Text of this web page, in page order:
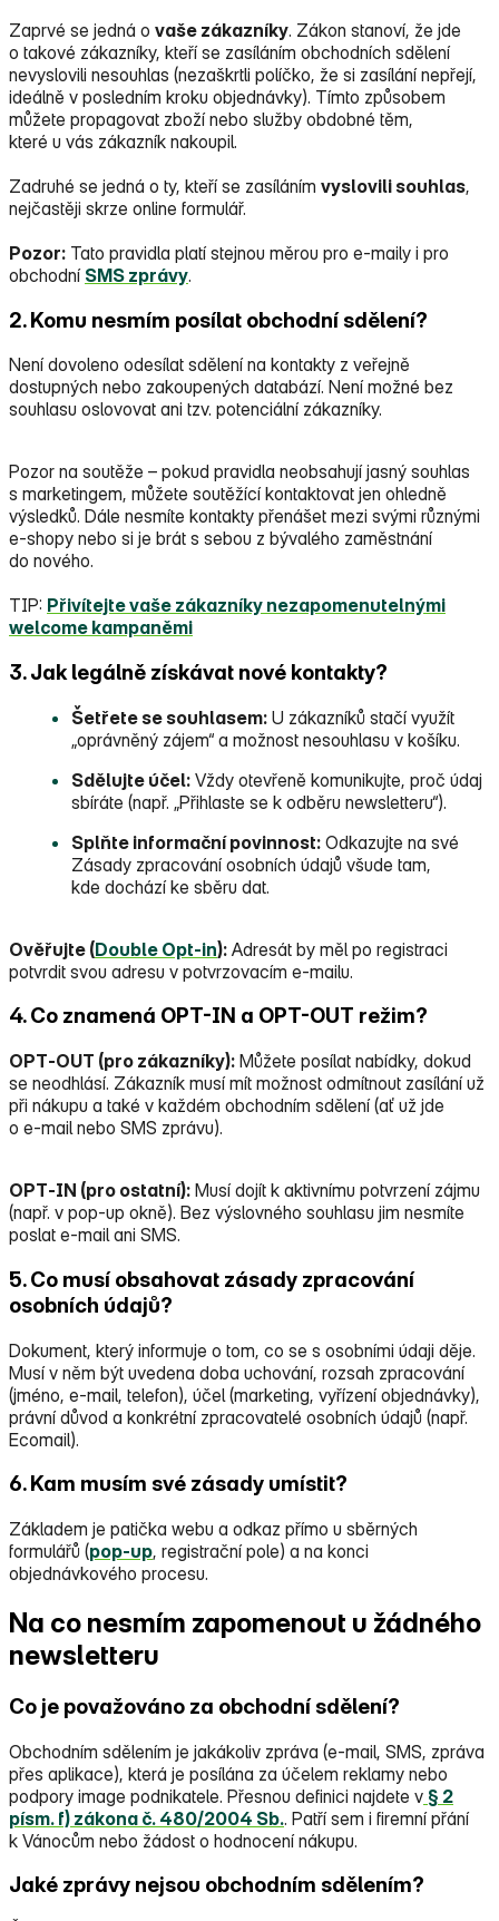
Zaprvé se jedná o vaše zákazníky. Zákon stanoví, že jde
o takové zákazníky, kteří se zasíláním obchodních sdělení
nevyslovili nesouhlas (nezaškrtli políčko, že si zasílání nepřejí,
ideálně v posledním kroku objednávky). Tímto způsobem
můžete propagovat zboží nebo služby obdobné těm,
které u vás zákazník nakoupil.
Zadruhé se jedná o ty, kteří se zasíláním vyslovili souhlas,
nejčastěji skrze online formulář.
Pozor: Tato pravidla platí stejnou měrou pro e‑maily i pro
obchodní SMS zprávy.
2. Komu nesmím posílat obchodní sdělení?
Není dovoleno odesílat sdělení na kontakty z veřejně
dostupných nebo zakoupených databází. Není možné bez
souhlasu oslovovat ani tzv. potenciální zákazníky.
Pozor na soutěže – pokud pravidla neobsahují jasný souhlas
s marketingem, můžete soutěžící kontaktovat jen ohledně
výsledků. Dále nesmíte kontakty přenášet mezi svými různými
e‑shopy nebo si je brát s sebou z bývalého zaměstnání
do nového.
TIP: Přivítejte vaše zákazníky nezapomenutelnými
welcome kampaněmi
3. Jak legálně získávat nové kontakty?
Šetřete se souhlasem: U zákazníků stačí využít
„oprávněný zájem“ a možnost nesouhlasu v košíku.
Sdělujte účel: Vždy otevřeně komunikujte, proč údaj
sbíráte (např. „Přihlaste se k odběru newsletteru“).
Splňte informační povinnost: Odkazujte na své
Zásady zpracování osobních údajů všude tam,
kde dochází ke sběru dat.
Ověřujte (Double Opt‑in): Adresát by měl po registraci
potvrdit svou adresu v potvrzovacím e‑mailu.
4. Co znamená OPT-IN a OPT-OUT režim?
OPT‑OUT (pro zákazníky): Můžete posílat nabídky, dokud
se neodhlásí. Zákazník musí mít možnost odmítnout zasílání už
při nákupu a také v každém obchodním sdělení (ať už jde
o e‑mail nebo SMS zprávu).
OPT‑IN (pro ostatní): Musí dojít k aktivnímu potvrzení zájmu
(např. v pop‑up okně). Bez výslovného souhlasu jim nesmíte
poslat e‑mail ani SMS.
5. Co musí obsahovat zásady zpracování
osobních údajů?
Dokument, který informuje o tom, co se s osobními údaji děje.
Musí v něm být uvedena doba uchování, rozsah zpracování
(jméno, e‑mail, telefon), účel (marketing, vyřízení objednávky),
právní důvod a konkrétní zpracovatelé osobních údajů (např.
Ecomail).
6. Kam musím své zásady umístit?
Základem je patička webu a odkaz přímo u sběrných
formulářů (pop‑up, registrační pole) a na konci
objednávkového procesu.
Na co nesmím zapomenout u žádného
newsletteru
Co je považováno za obchodní sdělení?
Obchodním sdělením je jakákoliv zpráva (e‑mail, SMS, zpráva
přes aplikace), která je posílána za účelem reklamy nebo
podpory image podnikatele. Přesnou definici najdete v § 2
písm. f) zákona č. 480/2004 Sb.. Patří sem i firemní přání
k Vánocům nebo žádost o hodnocení nákupu.
Jaké zprávy nejsou obchodním sdělením?